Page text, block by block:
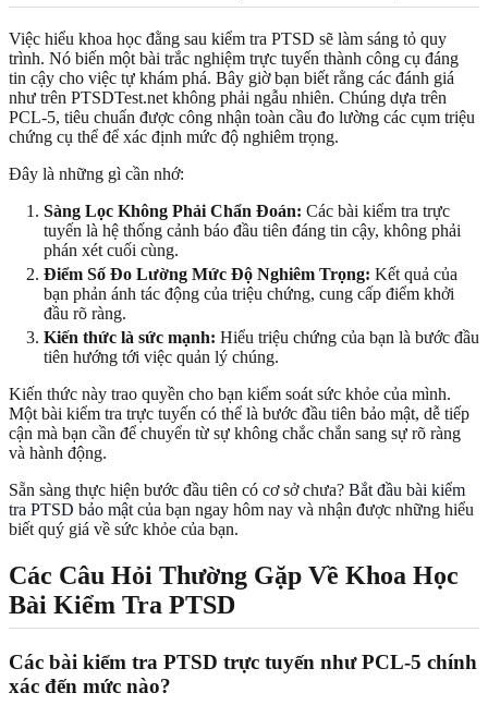
Việc hiểu khoa học đằng sau kiểm tra PTSD sẽ làm sáng tỏ quy
trình. Nó biến một bài trắc nghiệm trực tuyến thành công cụ đáng
tin cậy cho việc tự khám phá. Bây giờ bạn biết rằng các đánh giá
như trên PTSDTest.net không phải ngẫu nhiên. Chúng dựa trên
PCL-5, tiêu chuẩn được công nhận toàn cầu đo lường các cụm triệu
chứng cụ thể để xác định mức độ nghiêm trọng.
Đây là những gì cần nhớ:
Sàng Lọc Không Phải Chẩn Đoán: Các bài kiểm tra trực
tuyến là hệ thống cảnh báo đầu tiên đáng tin cậy, không phải
phán xét cuối cùng.
Điểm Số Đo Lường Mức Độ Nghiêm Trọng: Kết quả của
bạn phản ánh tác động của triệu chứng, cung cấp điểm khởi
đầu rõ ràng.
Kiến thức là sức mạnh: Hiểu triệu chứng của bạn là bước đầu
tiên hướng tới việc quản lý chúng.
Kiến thức này trao quyền cho bạn kiểm soát sức khỏe của mình.
Một bài kiểm tra trực tuyến có thể là bước đầu tiên bảo mật, dễ tiếp
cận mà bạn cần để chuyển từ sự không chắc chắn sang sự rõ ràng
và hành động.
Sẵn sàng thực hiện bước đầu tiên có cơ sở chưa? Bắt đầu bài kiểm
tra PTSD bảo mật của bạn ngay hôm nay và nhận được những hiểu
biết quý giá về sức khỏe của bạn.
Các Câu Hỏi Thường Gặp Về Khoa Học
Bài Kiểm Tra PTSD
Các bài kiểm tra PTSD trực tuyến như PCL-5 chính
xác đến mức nào?